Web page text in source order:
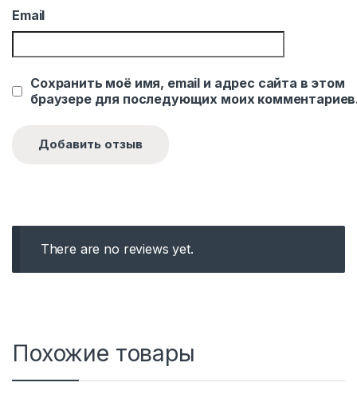
Email
Сохранить моё имя, email и адрес сайта в этом
браузере для последующих моих
There are no reviews yet.
Похожие товары